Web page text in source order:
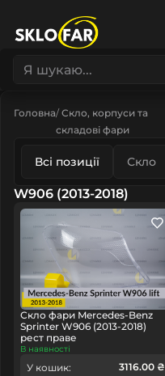
Головна Скло, корпуси та
складові фари
Всі позиції Скло
W906 (2013-2018)
Скло фари Mercedes-Benz
Sprinter W906 (2013-2018)
рест праве
В наявності
У кошик: 3116.00 ₴